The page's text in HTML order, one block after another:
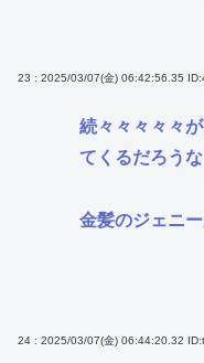
23 : 2025/03/07(金) 06:42:56.35
続々々々々々
てくるだろうな
金髪のジェニ
24 : 2025/03/07(金) 06:44:20.32